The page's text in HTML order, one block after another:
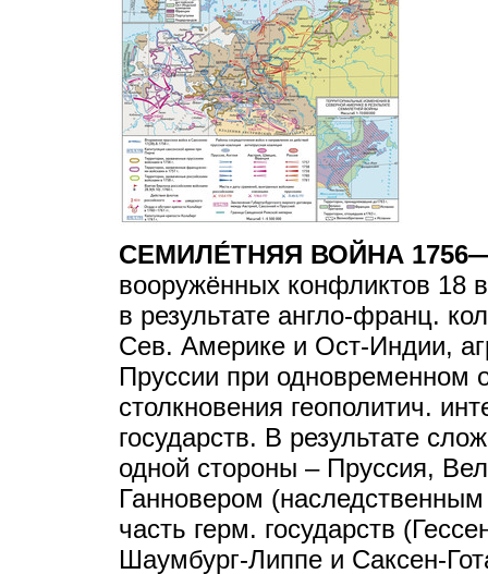
СЕМИЛЕ́ТНЯЯ ВОЙНА
вооружённых конфликтов 18
в результате англо-франц.
Сев. Америке и Ост-Индии,
Пруссии при одновременном
столкновения геополитич.
государств. В результате
одной стороны – Пруссия,
Ганновером
часть герм. государств
Шаумбург-Липпе и Саксен-